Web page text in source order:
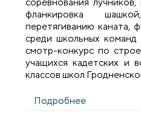
фланкировка
перетягиванию каната,
среди школьных
смотр-конкурс по
учащихся кадетских и
классов школ
Подробнее